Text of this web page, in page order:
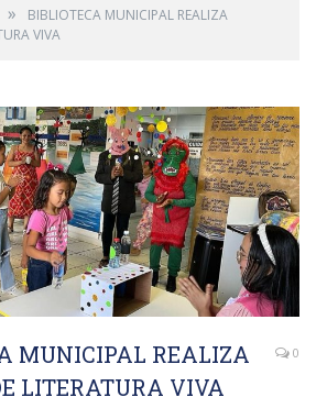
»
BIBLIOTECA MUNICIPAL REALIZA
VIVA
MUNICIPAL REALIZA
LITERATURA VIVA
0